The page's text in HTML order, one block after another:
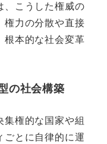
、こうした権威の
権力の分散や直接
根本的な社会変革
の社会構築
権的な国家や組
ごとに自律的に運